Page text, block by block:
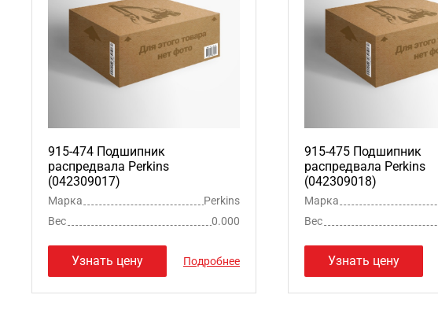
915-474 Подшипник
распредвала Perkins
(042309017)
Марка
Perkins
Вес
0.000
Узнать цену Подробнее
915-475 Подшипник
распредвала Perkins
(042309018)
Марка
Вес
Узнать цену